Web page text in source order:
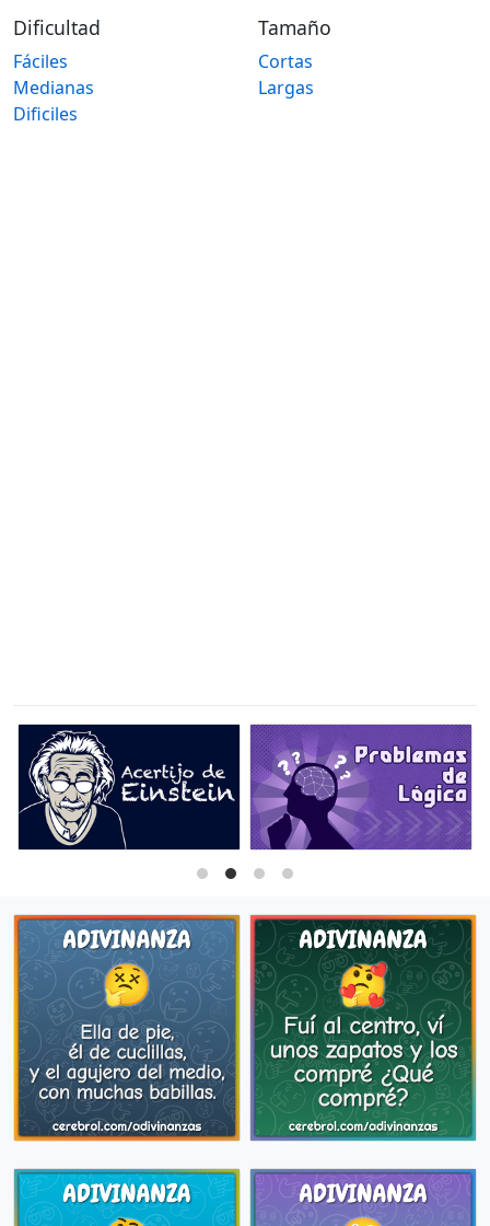
Dificultad
Fáciles
Medianas
Dificiles
Tamaño
Cortas
Largas